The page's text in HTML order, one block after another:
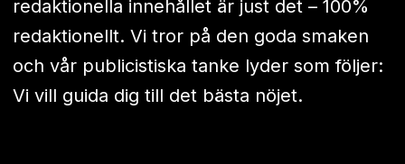
redaktionella innehållet är just det – 100%
redaktionellt. Vi tror på den goda smaken
och vår publicistiska tanke lyder som följer:
Vi vill guida dig till det bästa nöjet.